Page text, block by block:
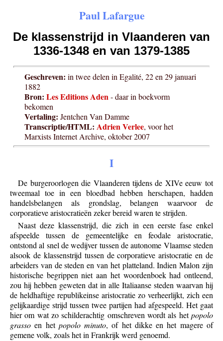
Paul Lafargue
De klassenstrijd in Vlaanderen van
1336-1348 en van 1379-1385
Geschreven: in twee delen in Egalité, 22 en 29 januari
1882
Bron: Les Editions Aden- daar in boekvorm
bekomen
Vertaling: Jentchen Van Damme
Transcriptie/HTML: Adrien Verlee, voor het
Marxists Internet Archive, oktober 2007
I
De burgeroorlogen die Vlaanderen tijdens de XIVe eeuw tot
tweemaal toe in een bloedbad hebben herschapen, hadden
handelsbelangen als grondslag, belangen waarvoor de
corporatieve aristocratieën zeker bereid waren te strijden.
Naast deze klassenstrijd, die zich in een eerste fase enkel
afspeelde tussen de gemeentelijke en feodale aristocratie,
ontstond al snel de wedijver tussen de autonome Vlaamse steden
alsook de klassenstrijd tussen de corporatieve aristocratie en de
arbeiders van de steden en van het platteland. Indien Malon zijn
historische begrippen niet aan het woordenboek had ontleend,
zou hij hebben geweten dat in alle Italiaanse steden waarvan hij
de heldhaftige republikeinse aristocratie zo verheerlijkt, zich een
gelijkaardige strijd tussen twee partijen had afgespeeld. Het gaat
hier om wat zo schilderachtig omschreven wordt als hetpopolo
grasso en het popolo minuto, of het dikke en het magere of
gemene volk, zoals het in Frankrijk werd genoemd.